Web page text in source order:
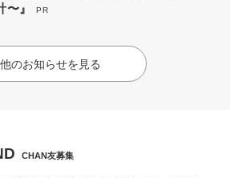
〜』
PR
他のお知らせを見る
CHAN友募集